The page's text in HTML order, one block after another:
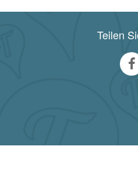
Teilen